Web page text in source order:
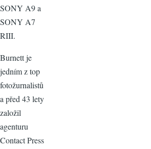
SONY A9 a
SONY A7
RIII.
Burnett je
jedním z top
fotožurnalistů
a před 43 lety
založil
agenturu
Contact Press